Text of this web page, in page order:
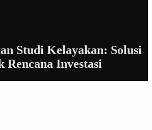
Studi Kelayakan: Solusi
Rencana Investasi